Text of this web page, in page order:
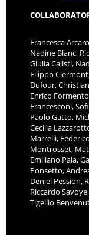
Francesca
Nadine Blanc,
Giulia Calisti,
Filippo
Dufour,
Enrico
Francesconi,
Paolo Gatto,
Cecilia
Marrelli,
Montrosset,
Emiliano Pala,
Ponsetto,
Deniel Pession,
Riccardo
Tigellio